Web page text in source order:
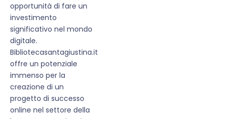
opportunità di fare un
investimento
significativo nel mondo
digitale.
Bibliotecasantagiustina.it
offre un potenziale
immenso per la
creazione di un
progetto di successo
online nel settore della